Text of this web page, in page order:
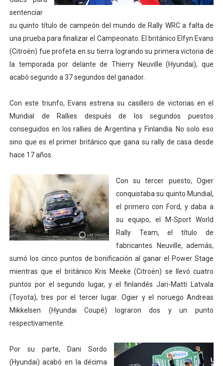
Athletes Unlimited Softball League 2026 - Las Utah
Mundial de piragüismo slalom 2026 (Oklahoma City,
Tour de Francia masculino 2026 - Tadej Pogacar
Mundial de Fórmula 1 2026 - Lando Norris consigue
Campeonato de Europa de high diving 2026 (París,
sentenciar
su quinto título de campeón del mundo de Rally WRC a falta de
una prueba para finalizar el Campeonato. El británico Elfyn Evans
(Citroën) fue profeta en su tierra logrando su primera victoria de
la temporada por delante de Thierry Neuville (Hyundai), que
acabó segundo a 37 segundos del ganador.
Con este triunfo, Evans estrena su casillero de victorias en el
Mundial de Rallies después de los segundos puestos
conseguidos en los rallies de Argentina y Finlandia. No solo eso
sino que es el primer británico que gana su rally de casa desde
hace 17 años.
Con su tercer puesto, Ogier
conquistaba su quinto Mundial,
el primero con Ford, y daba a
su equipo, el M-Sport World
Rally Team, el título de
fabricantes. Neuville, además,
sumó los cinco puntos de bonificación al ganar el Power Stage
mientras que el británico Kris Meeke (Citroën) se llevó cuatro
puntos por el segundo lugar, y el finlandés Jari-Matti Latvala
(Toyota), tres por el tercer lugar. Ogier y el noruego Andreas
Mikkelsen (Hyundai Coupé) lograron dos y un punto
respectivamente.
Por su parte, Dani Sordo
(Hyundai) acabó en la décima